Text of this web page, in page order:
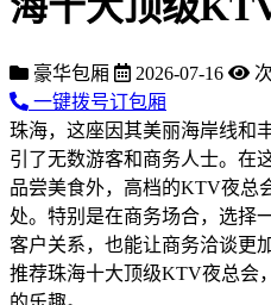
豪华包厢 2026-07-16
一键拨号订包厢
珠海，这座因其美丽海岸线和
引了无数游客和商务人士。在
品尝美食外，高档的KTV夜总
处。特别是在商务场合，选择
客户关系，也能让商务洽谈更
推荐珠海十大顶级KTV夜总会